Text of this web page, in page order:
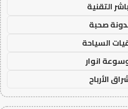
التقنية
صحبة
السياحة
انوار
الأرباح